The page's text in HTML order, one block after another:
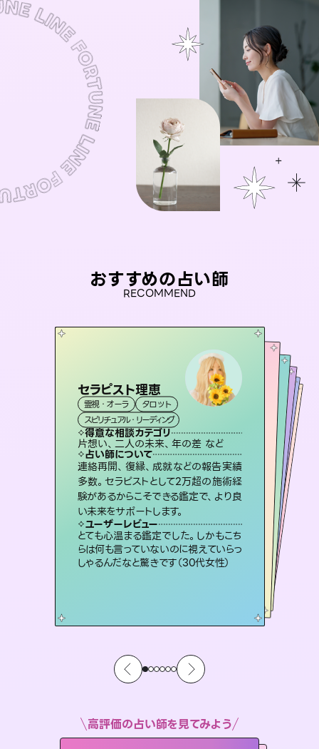
おすすめの占い師
RECOMMEND
セラピスト理恵
霊視・オーラ
タロット
スピリチュアル・リーディング
得意な相談カテゴリ
片想い、二人の未来、年の差 など
占い師について
連絡再開、復縁、成就などの報告実績
多数。セラピストとして2万超の施術経
験があるからこそできる鑑定で、より良
い未来をサポートします。
ユーザーレビュー
とても心温まる鑑定でした。しかもこち
らは何も言っていないのに視えていらっ
しゃるんだなと驚きです（30代女性）
桃源珠羽（とうげんみう）
霊視・オーラ タロット
スピリチュアル・リーディング
得意な相談カテゴリ
片想い、あの人の気持ち、復縁 など
占い師について
恋愛のお悩みの中でも特に「曖昧な関
係」の相談を得意としており、友達以上
恋人未満なお相手との今後や本音を丁
寧に読み解き恋愛成就へと導きます。
ユーザーレビュー
鑑定していただいてアドバイス通りに行
動すると仲が復活してきました。ありが
とうございました（40代 女性）
彗望（すいぼう
霊視・オーラ
スピリチュアル・リーディング
得意な相談カテゴリ
片想い、あの人の気持ち、復縁 など
占い師について
3,700年以上の歴史を持つ東洋最古の
占術「易占」で詳細まで占い、幸せへ向
かう道筋を示します。厳しい結果にも具
体的な対策をお伝えします。
ユーザーレビュー
複雑な背景もしっかり聞いて鑑定して
いただけました。気持ちが楽になりまし
た（50代 女性）
アイリス -iris-
西洋占星術
ルーン
得意な相談カテゴリ
恋愛総合、片想い、二人の未来 など
占い師について
復縁、恋愛、不倫の行方、同性愛や片思い、仕事関係や借金問題まで知りたいことや心の負担になっていることを紐解き、背中をそっと押して導きます。
ユーザーレビュー
安心感のあり、言い切ってくれる所や濁
さない鑑定のおかげで、毎回自分の気
持ちを整えられます（30代 男性）
未来視師＊花
霊視・オーラ
スピリチュアル・リーディング
得意な相談カテゴリ
出逢い、片想い、復縁 など
占い師について
未来には何パターンもの選択肢があり
ます。不安で視えにくくなっているあな
たの素敵な未来を見つけ、その未来を
選択できるようアドバイスします。
ユーザーレビュー
職場の人の性質や人間関係、本心など
本当によく視えていてびっくり。対策が
打てて前向きになれます（40代）
おう 霊感オラクル
霊視・オーラ
オラクルカード
得意な相談カテゴリ
恋愛総合、あの人の気持ち など
占い師について
霊視×オラクルカードを使って「今」と
「未来」そして「気になるあの人の気持
ち」まで丁寧に読み解き、恋や人生のヒ
ントを優しく引き出します。
ユーザーレビュー
不安な気持ちが嘘みたいに晴れまし
た…！よく視えていらっしゃるんだなと
感じました（40代 女性）
高評価の占い師を見てみよう